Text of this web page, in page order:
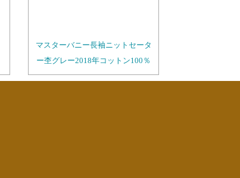
マスターバニー長袖ニットセータ
ー杢グレー2018年コットン100％